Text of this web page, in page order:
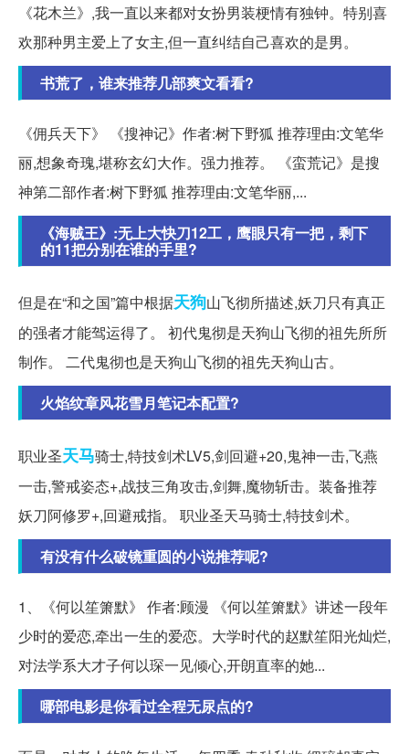
《花木兰》,我一直以来都对女扮男装梗情有独钟。特别喜
欢那种男主爱上了女主,但一直纠结自己喜欢的是男。
书荒了，谁来推荐几部爽文看看?
《佣兵天下》 《搜神记》作者:树下野狐 推荐理由:文笔华
丽,想象奇瑰,堪称玄幻大作。强力推荐。 《蛮荒记》是搜
神第二部作者:树下野狐 推荐理由:文笔华丽,...
《海贼王》:无上大快刀12工，鹰眼只有一把，剩下
的11把分别在谁的手里?
但是在“和之国”篇中根据天狗山飞彻所描述,妖刀只有真正
的强者才能驾运得了。 初代鬼彻是天狗山飞彻的祖先所所
制作。 二代鬼彻也是天狗山飞彻的祖先天狗山古。
火焰纹章风花雪月笔记本配置?
职业圣天马骑士,特技剑术LV5,剑回避+20,鬼神一击,飞燕
一击,警戒姿态+,战技三角攻击,剑舞,魔物斩击。装备推荐
妖刀阿修罗+,回避戒指。 职业圣天马骑士,特技剑术。
有没有什么破镜重圆的小说推荐呢?
1、《何以笙箫默》 作者:顾漫 《何以笙箫默》讲述一段年
少时的爱恋,牵出一生的爱恋。大学时代的赵默笙阳光灿烂,
对法学系大才子何以琛一见倾心,开朗直率的她...
哪部电影是你看过全程无尿点的?